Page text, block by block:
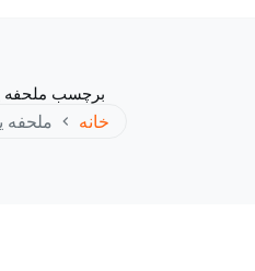
برچسب
خانه
ملحفه